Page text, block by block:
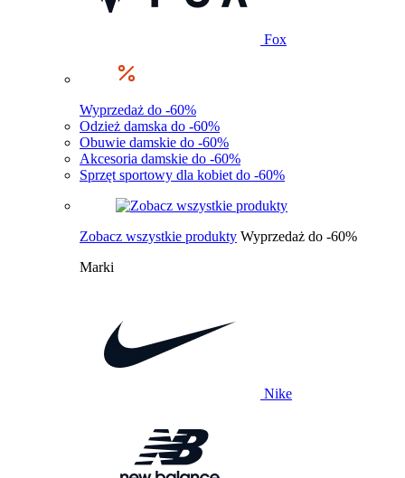
Fox
Wyprzedaż do -60%
Odzież damska do -60%
Obuwie damskie do -60%
Akcesoria damskie do -60%
Sprzęt sportowy dla kobiet do -60%
Zobacz wszystkie produkty Wyprzedaż do -60%
Marki
Nike